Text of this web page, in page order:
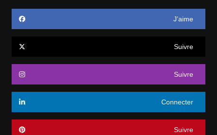
J’aime
Suivre
Suivre
Connecter
Suivre